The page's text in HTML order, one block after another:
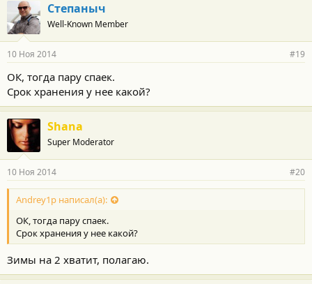
Степаныч
Well-Known Member
10 Ноя 2014 #19
ОК, тогда пару спаек.
Срок хранения у нее какой?
Shana
Super Moderator
10 Ноя 2014 #20
Andrey1p написал(а):
ОК, тогда пару спаек.
Срок хранения у нее какой?
Зимы на 2 хватит, полагаю.